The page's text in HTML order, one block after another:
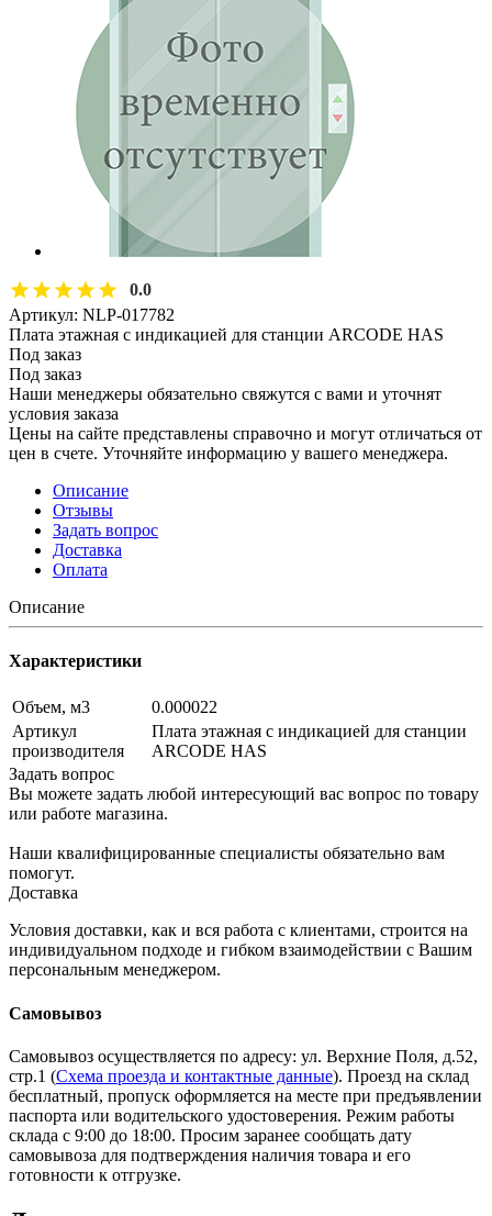
0.0
Артикул: NLP-017782
Плата этажная с индикацией для станции ARCODE HAS
Под заказ
Под заказ
Наши менеджеры обязательно свяжутся с вами и уточнят
условия заказа
Цены на сайте представлены справочно и могут отличаться от
цен в счете. Уточняйте информацию у вашего менеджера.
Описание
Отзывы
Задать вопрос
Доставка
Оплата
Описание
Характеристики
Объем, м3
0.000022
Артикул
производителя
Плата этажная с индикацией для станции
ARCODE HAS
Задать вопрос
Вы можете задать любой интересующий вас вопрос по товару
или работе магазина.
Наши квалифицированные специалисты обязательно вам
помогут.
Доставка
Условия доставки, как и вся работа с клиентами, строится на
индивидуальном подходе и гибком взаимодействии с Вашим
персональным менеджером.
Самовывоз
Самовывоз осуществляется по адресу: ул. Верхние Поля, д.52,
стр.1 (Схема проезда и контактные данные). Проезд на склад
бесплатный, пропуск оформляется на месте при предъявлении
паспорта или водительского удостоверения. Режим работы
склада с 9:00 до 18:00. Просим заранее сообщать дату
самовывоза для подтверждения наличия товара и его
готовности к отгрузке.